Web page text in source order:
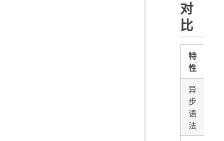
对
比
特
性
异
步
语
法